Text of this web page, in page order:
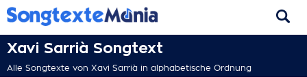
Xavi Sarrià Songtext
Alle Songtexte von Xavi Sarrià in alphabetische Ordnung